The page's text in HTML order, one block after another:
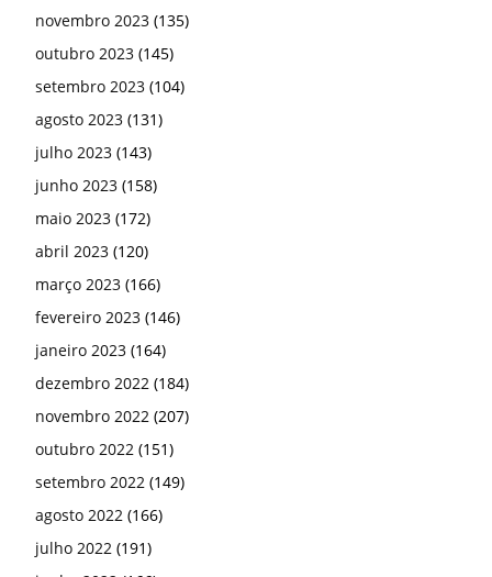
março 2023(166)
fevereiro 2023(146)
janeiro 2023(164)
dezembro 2022(184)
novembro 2022(207)
outubro 2022 (151)
setembro 2022(149)
agosto 2022 (166)
julho 2022(191)
junho 2022(166)
maio 2022(155)
abril 2022
(193)
março 2022(206)
fevereiro 2022(176)
janeiro 2022(238)
dezembro 2021(160)
novembro 2021(188)
outubro 2021 (144)